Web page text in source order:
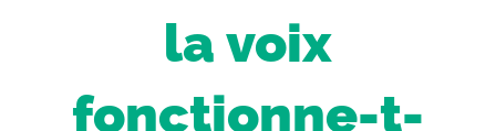
la voix
fonctionne-t-